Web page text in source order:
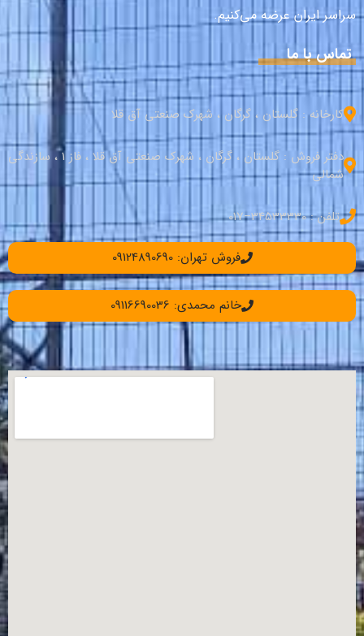
سراسر ایران عرضه می‌کنیم.
تماس با ما
کارخانه : گلستان ، گرگان ، شهرک صنعتی آق قلا
دفتر فروش : گلستان ، گرگان ، شهرک صنعتی آق قلا ، فاز 1 ، سازندگی
شمالی
تلفن : 34533330–017
فروش تهران: 09124890690
خانم محمدی: 09116690036